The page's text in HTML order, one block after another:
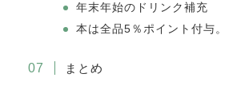
年末年始のドリンク補充
本は全品5％ポイント付与
まとめ